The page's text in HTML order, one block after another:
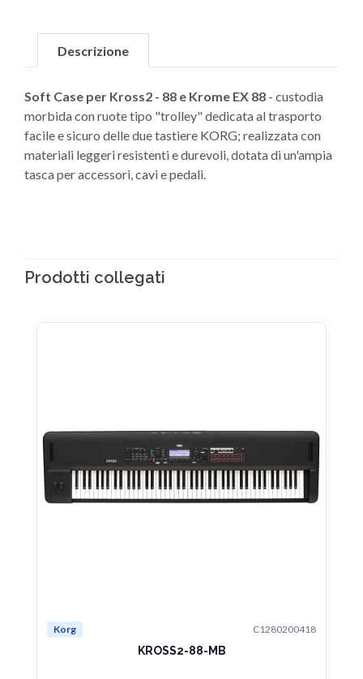
Descrizione
Soft Case per Kross2 - 88 e Krome EX 88 - custodia
morbida con ruote tipo "trolley" dedicata al trasporto
facile e sicuro delle due tastiere KORG; realizzata con
materiali leggeri resistenti e durevoli, dotata di un'ampia
tasca per accessori, cavi e pedali.
Prodotti collegati
Korg C1280200418
KROSS2-88-MB